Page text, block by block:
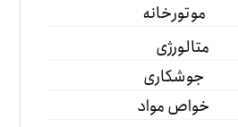
موتورخانه
متالورژی
جوشکاری
خواص مواد